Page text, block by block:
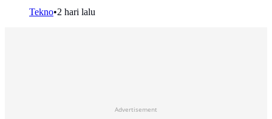
Tekno•2 hari lalu
Advertisement